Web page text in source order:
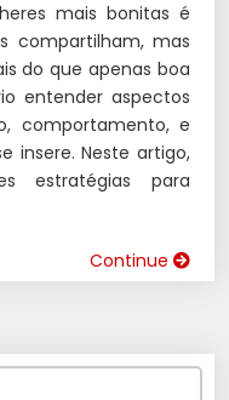
mais bonitas é
compartilham, mas
do que apenas boa
entender aspectos
comportamento, e
insere. Neste artigo,
estratégias para
Continue